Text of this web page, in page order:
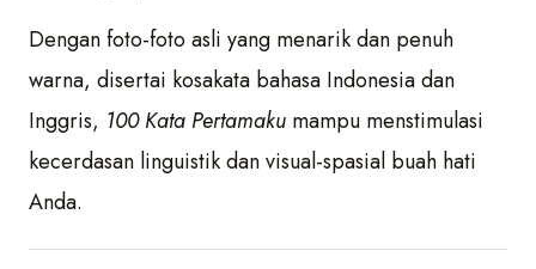
Dengan foto-foto asli yang menarik dan penuh
warna, disertai kosakata bahasa Indonesia dan
Inggris, 100 Kata Pertamaku mampu menstimulasi
kecerdasan linguistik dan visual-spasial buah hati
Anda.